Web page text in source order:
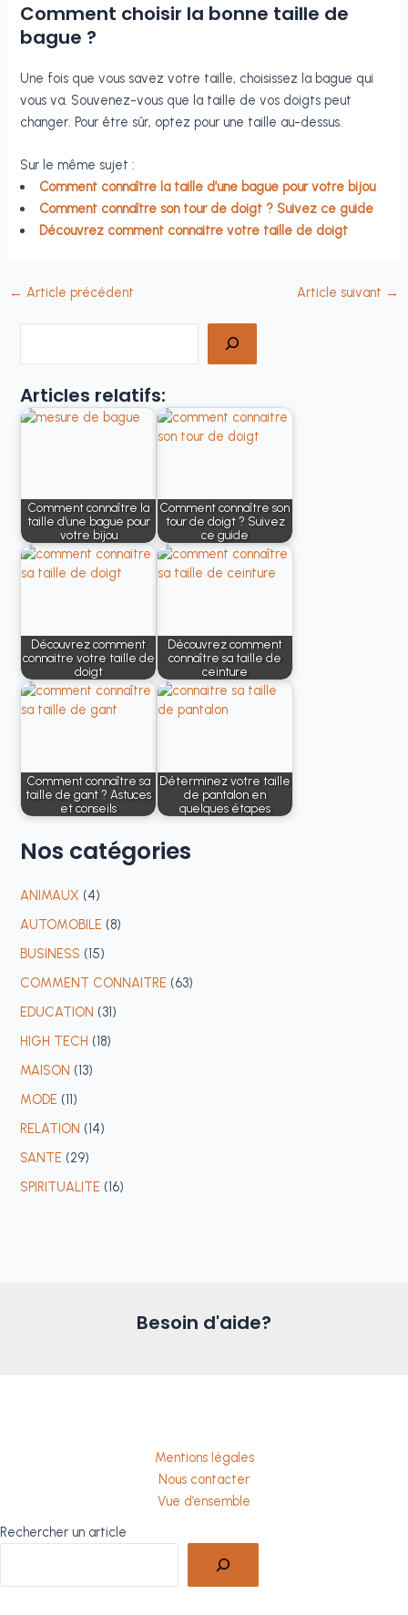
Comment choisir la bonne taille de
bague ?
Une fois que vous savez votre taille, choisissez la bague qui
vous va. Souvenez-vous que la taille de vos doigts peut
changer. Pour être sûr, optez pour une taille au-dessus.
Sur le même sujet :
Comment connaître la taille d’une bague pour votre bijou
Comment connaître son tour de doigt ? Suivez ce guide
Découvrez comment connaitre votre taille de doigt
← Article précédent Article suivant →
Articles relatifs:
Comment connaître la
taille d’une bague pour
votre bijou
Comment connaître son
tour de doigt ? Suivez
ce guide
Découvrez comment
connaitre votre taille de
doigt
Découvrez comment
connaître sa taille de
ceinture
Comment connaître sa
taille de gant ? Astuces
et conseils
Déterminez votre taille
de pantalon en
quelques étapes
Nos catégories
ANIMAUX (4)
AUTOMOBILE (8)
BUSINESS (15)
COMMENT CONNAITRE (63)
EDUCATION (31)
HIGH TECH (18)
MAISON (13)
MODE (11)
RELATION (14)
SANTE (29)
SPIRITUALITE (16)
Besoin d'aide?
Mentions légales
Nous contacter
Vue d’ensemble
Rechercher un article